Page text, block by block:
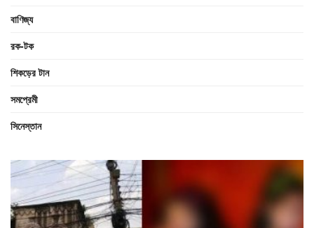
বাণিজ্য
রক-টক
শিকড়ের টান
সমপ্রেমী
সিনেস্তান